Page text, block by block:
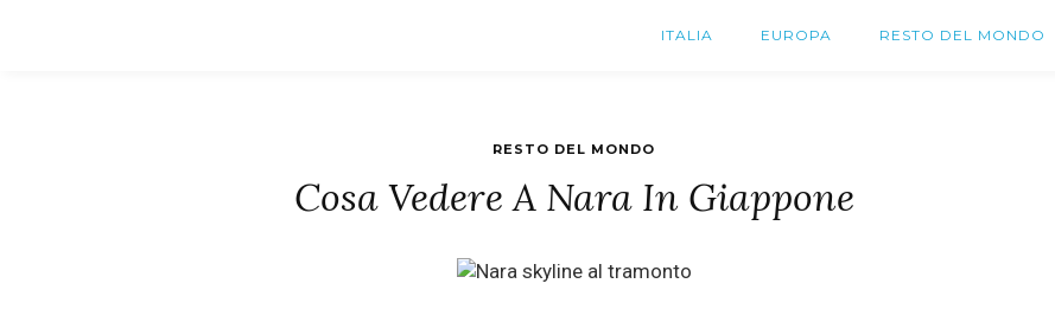
ITALIA EUROPA RESTO DEL MONDO
RESTO DEL MONDO
Cosa Vedere A Nara In Giappone